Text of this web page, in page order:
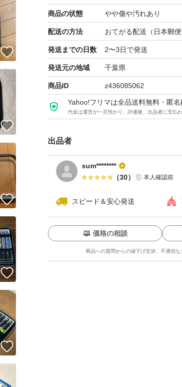
商品の状態 やや傷や汚れあり
配送の方法 おてがる配送（日本郵便
発送までの日数 2〜3日で発送
発送元の地域 千葉県
商品ID z436085062
Yahoo!フリマは全品送料無料・匿名
代金は運営が一旦預かり、評価後、出品者に支払
出品者
sum********
（30） 本人確認前
スピード＆安心発送
価格の相談
商品への質問からの値下げ交渉、不適切
いいね！
いいね！